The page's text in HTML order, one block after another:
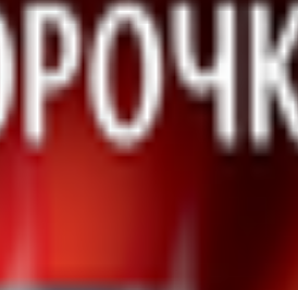
для супов, тушеных овощей и
лавровый лист молотый,
может содержать следы